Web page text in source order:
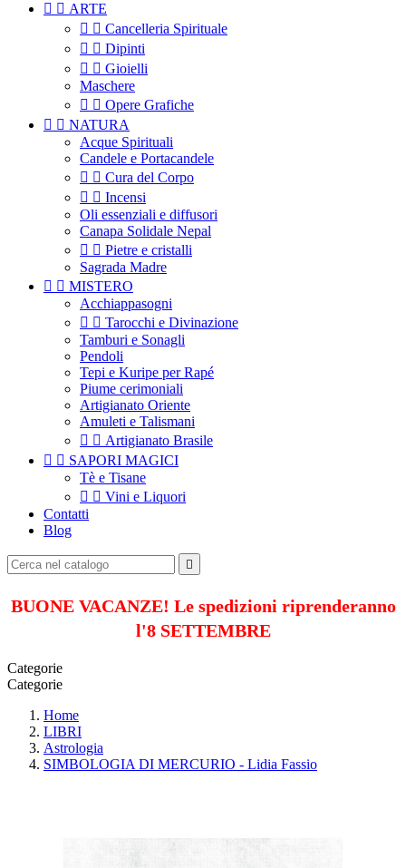
  ARTE
  Cancelleria Spirituale
  Dipinti
  Gioielli
Maschere
  Opere Grafiche
  NATURA
Acque Spirituali
Candele e Portacandele
  Cura del Corpo
  Incensi
Oli essenziali e diffusori
Canapa Solidale Nepal
  Pietre e cristalli
Sagrada Madre
  MISTERO
Acchiappasogni
  Tarocchi e Divinazione
Tamburi e Sonagli
Pendoli
Tepi e Kuripe per Rapé
Piume cerimoniali
Artigianato Oriente
Amuleti e Talismani
  Artigianato Brasile
  SAPORI MAGICI
Tè e Tisane
  Vini e Liquori
Contatti
Blog

BUONE VACANZE! Le spedizioni riprenderanno
l'8 SETTEMBRE
Categorie
Categorie
Home
LIBRI
Astrologia
SIMBOLOGIA DI MERCURIO - Lidia Fassio